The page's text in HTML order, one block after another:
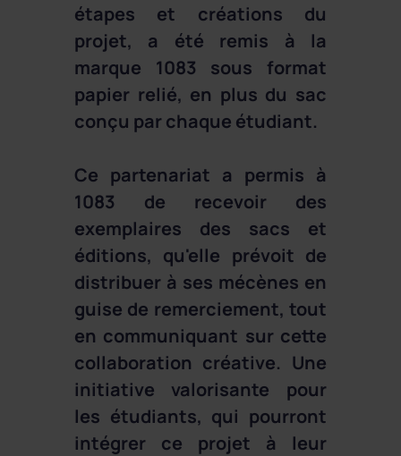
étapes et créations du
projet, a été remis à la
marque 1083 sous format
papier relié, en plus du sac
conçu par chaque étudiant.
Ce partenariat a permis à
1083 de recevoir des
exemplaires des sacs et
éditions, qu'elle prévoit de
distribuer à ses mécènes en
guise de remerciement, tout
en communiquant sur cette
collaboration créative. Une
initiative valorisante pour
les étudiants, qui pourront
intégrer ce projet à leur